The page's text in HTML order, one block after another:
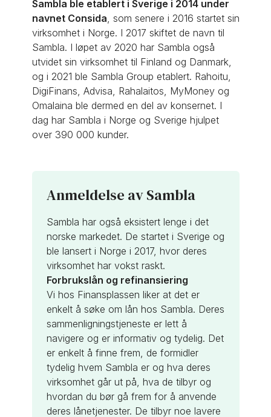
Sambla ble etablert i Sverige i 2014 under
navnet Consida, som senere i 2016 startet sin
virksomhet i Norge. I 2017 skiftet de navn til
Sambla. I løpet av 2020 har Sambla også
utvidet sin virksomhet til Finland og Danmark,
og i 2021 ble Sambla Group etablert. Rahoitu,
DigiFinans, Advisa, Rahalaitos, MyMoney og
Omalaina ble dermed en del av konsernet. I
dag har Sambla i Norge og Sverige hjulpet
over 390 000 kunder.
Anmeldelse av Sambla
Sambla har også eksistert lenge i det
norske markedet. De startet i Sverige og
ble lansert i Norge i 2017, hvor deres
virksomhet har vokst raskt.
Forbrukslån og refinansiering
Vi hos Finansplassen liker at det er
enkelt å søke om lån hos Sambla. Deres
sammenligningstjeneste er lett å
navigere og er informativ og tydelig. Det
er enkelt å finne frem, de formidler
tydelig hvem Sambla er og hva deres
virksomhet går ut på, hva de tilbyr og
hvordan du bør gå frem for å anvende
deres lånetjenester. De tilbyr noe lavere